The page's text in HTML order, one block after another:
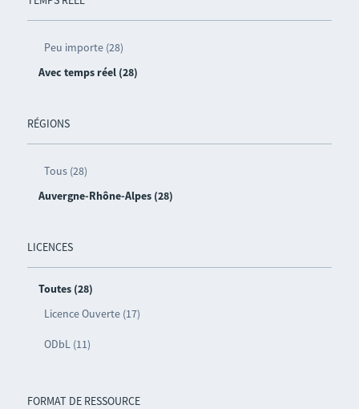
Peu importe (28)
Avec temps réel (28)
RÉGIONS
Tous (28)
Auvergne-Rhône-Alpes (28)
LICENCES
Toutes (28)
Licence Ouverte (17)
ODbL (11)
FORMAT DE RESSOURCE